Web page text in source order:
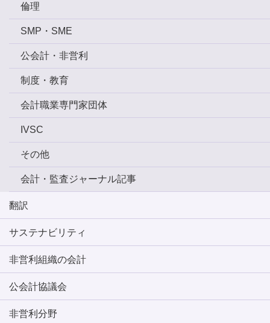
倫理
SMP・SME
公会計・非営利
制度・教育
会計職業専門家団体
IVSC
その他
会計・監査ジャーナル記事
翻訳
サステナビリティ
非営利組織の会計
公会計協議会
非営利分野